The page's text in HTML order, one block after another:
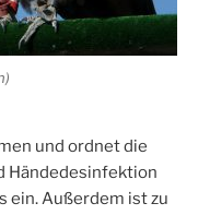
und ordnet die
Händedesinfektion
ein. Außerdem ist zu